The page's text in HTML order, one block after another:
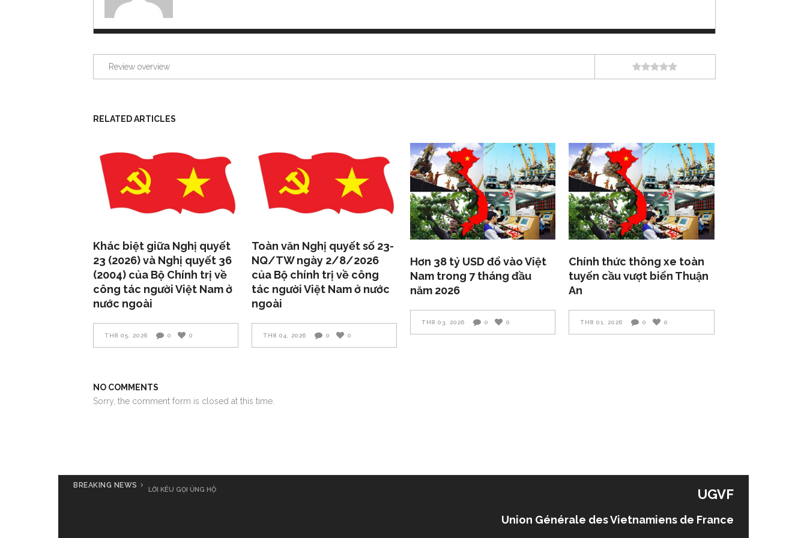
Review overview
RELATED ARTICLES
Khác biệt giữa Nghị quyết
23 (2026) và Nghị quyết 36
(2004) của Bộ Chính trị về
công tác người Việt Nam ở
nước ngoài
TH8 05, 2026 0 0
Toàn văn Nghị quyết số 23-
NQ/TW ngày 2/8/2026
của Bộ chính trị về công
tác người Việt Nam ở nước
ngoài
TH8 04, 2026 0 0
Hơn 38 tỷ USD đổ vào Việt
Nam trong 7 tháng đầu
năm 2026
TH8 03, 2026 0 0
Chính thức thông xe toàn
tuyến cầu vượt biển Thuận
An
TH8 01, 2026 0 0
NO COMMENTS
Sorry, the comment form is closed at this time.
BREAKING NEWS
LỜI KÊU GỌI ỦNG HỘ
Cả nước cùng đồng loạt phát động ủng hộ đồng bào bị thiệt hại do bão UGVF
Union Générale des Vietnamiens de France